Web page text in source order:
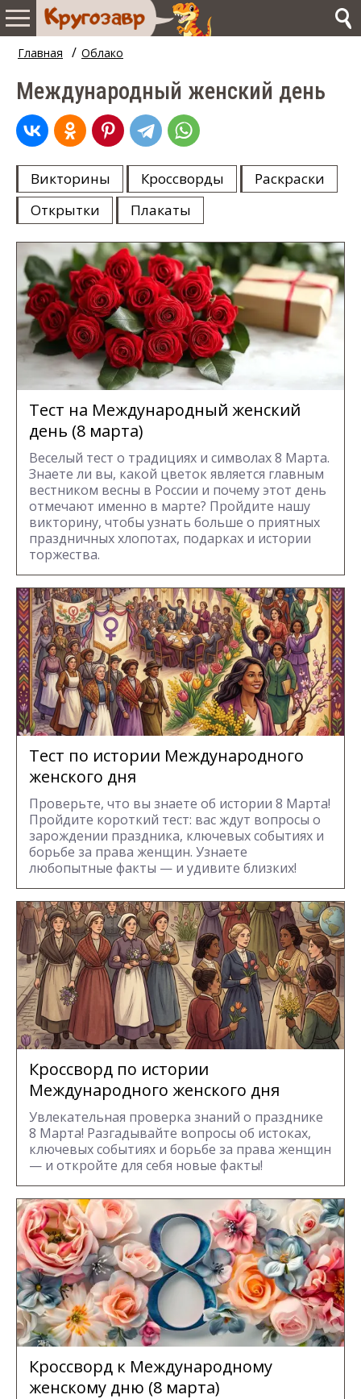
Главная / Облако
Международный женский день
Викторины Кроссворды
Раскраски
Открытки
Плакаты
Тест на Международный женский
день (8 марта)
Веселый тест о традициях и символах 8 Марта.
Знаете ли вы, какой цветок является главным
вестником весны в России и почему этот день
отмечают именно в марте? Пройдите нашу
викторину, чтобы узнать больше о приятных
праздничных хлопотах, подарках и истории
торжества.
Тест по истории Международного
женского дня
Проверьте, что вы знаете об истории 8 Марта!
Пройдите короткий тест: вас ждут вопросы о
зарождении праздника, ключевых событиях и
борьбе за права женщин. Узнаете
любопытные факты — и удивите близких!
Кроссворд по истории
Международного женского дня
Увлекательная проверка знаний о празднике
8 Марта! Разгадывайте вопросы об истоках,
ключевых событиях и борьбе за права женщин
— и откройте для себя новые факты!
Кроссворд к Международному
женскому дню (8 марта)